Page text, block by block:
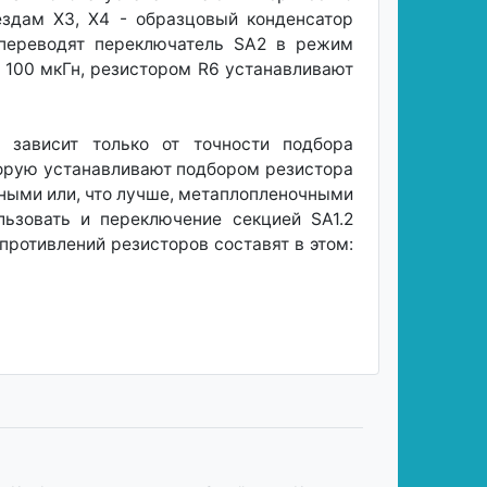
ХЗ, Х4 - образцовый конденсатор
переключатель SA2 в режим
мкГн, резистором R6 устанавливают
только от точности подбора
устанавливают подбором резистора
или, что лучше, метаплопленочными
и переключение секцией SA1.2
резисторов составят в этом: